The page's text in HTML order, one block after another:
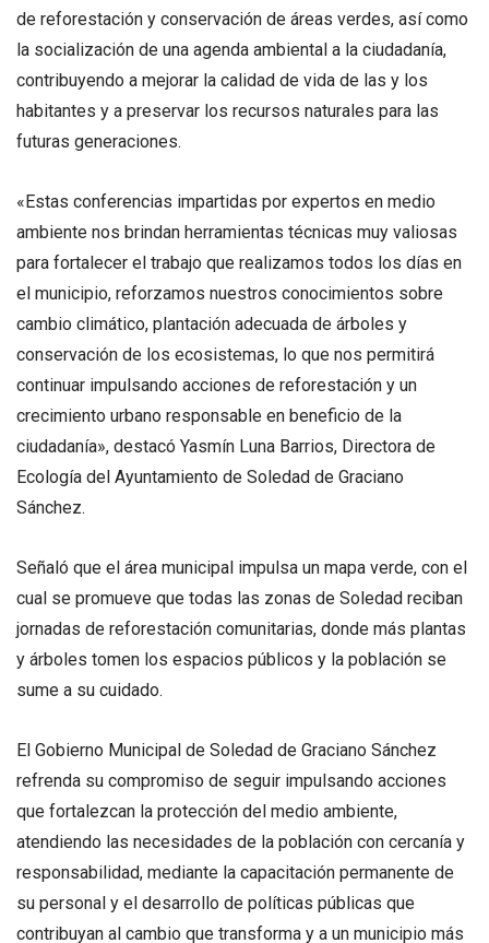
de reforestación y conservación de áreas verdes, así como
la socialización de una agenda ambiental a la ciudadanía,
contribuyendo a mejorar la calidad de vida de las y los
habitantes y a preservar los recursos naturales para las
futuras generaciones.
«Estas conferencias impartidas por expertos en medio
ambiente nos brindan herramientas técnicas muy valiosas
para fortalecer el trabajo que realizamos todos los días en
el municipio, reforzamos nuestros conocimientos sobre
cambio climático, plantación adecuada de árboles y
conservación de los ecosistemas, lo que nos permitirá
continuar impulsando acciones de reforestación y un
crecimiento urbano responsable en beneficio de la
ciudadanía», destacó Yasmín Luna Barrios, Directora de
Ecología del Ayuntamiento de Soledad de Graciano
Sánchez.
Señaló que el área municipal impulsa un mapa verde, con el
cual se promueve que todas las zonas de Soledad reciban
jornadas de reforestación comunitarias, donde más plantas
y árboles tomen los espacios públicos y la población se
sume a su cuidado.
El Gobierno Municipal de Soledad de Graciano Sánchez
refrenda su compromiso de seguir impulsando acciones
que fortalezcan la protección del medio ambiente,
atendiendo las necesidades de la población con cercanía y
responsabilidad, mediante la capacitación permanente de
su personal y el desarrollo de políticas públicas que
contribuyan al cambio que transforma y a un municipio más